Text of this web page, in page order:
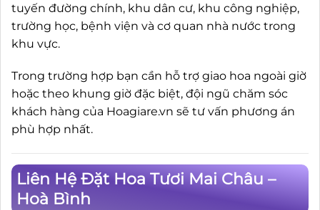
tuyến đường chính, khu dân cư, khu công nghiệp,
trường học, bệnh viện và cơ quan nhà nước trong
khu vực.
Trong trường hợp bạn cần hỗ trợ giao hoa ngoài giờ
hoặc theo khung giờ đặc biệt, đội ngũ chăm sóc
khách hàng của Hoagiare.vn sẽ tư vấn phương án
phù hợp nhất.
Liên Hệ Đặt Hoa Tươi Mai Châu –
Hoà Bình